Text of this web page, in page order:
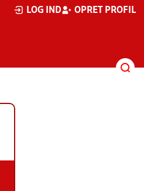
LOG IND OPRET PROFIL